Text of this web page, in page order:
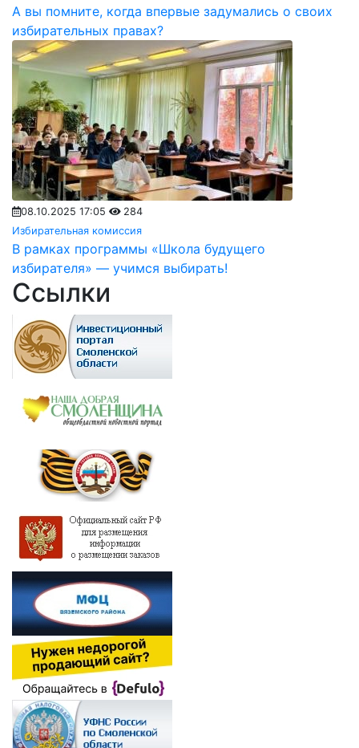
А вы помните, когда впервые задумались о своих
избирательных правах?
08.10.2025 17:05
284
Избирательная комиссия
В рамках программы «Школа будущего
избирателя» — учимся выбирать!
Ссылки